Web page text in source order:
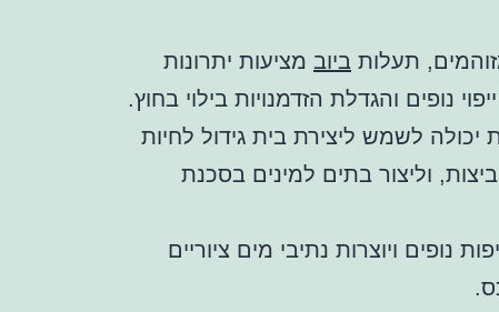
תעלות ביוב מציעות יתרונות
נופים והגדלת הזדמנויות בילוי בחוץ.
לשמש ליצירת בית גידול לחיות
וליצור בתים למינים בסכנת
ויוצרות נתיבי מים ציוריים